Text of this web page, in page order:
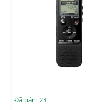
Đã bán: 23